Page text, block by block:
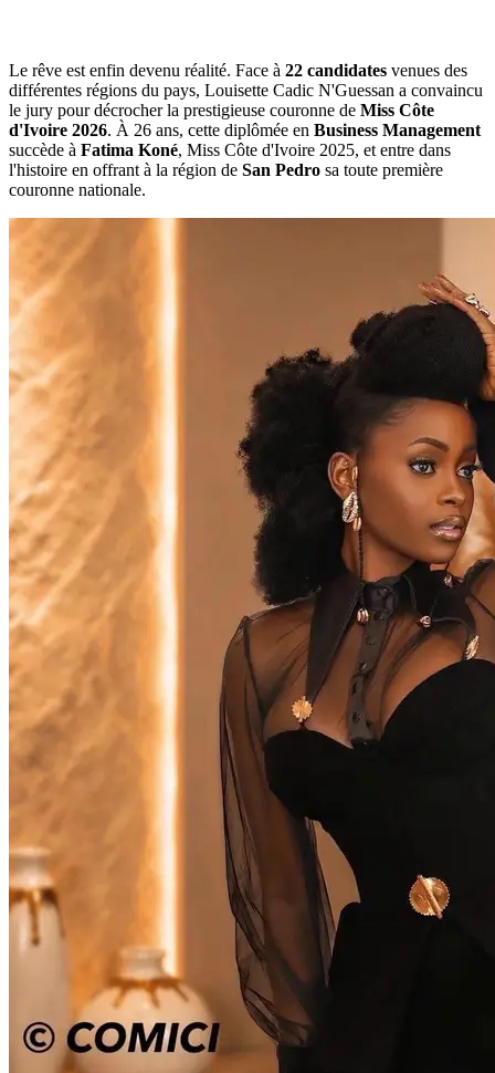
Le rêve est enfin devenu réalité. Face à 22 candidates venues des
différentes régions du pays, Louisette Cadic N'Guessan a convaincu
le jury pour décrocher la prestigieuse couronne de Miss Côte
d'Ivoire 2026. À 26 ans, cette diplômée en Business Management
succède à Fatima Koné, Miss Côte d'Ivoire 2025, et entre dans
l'histoire en offrant à la région de San Pedro sa toute première
couronne nationale.